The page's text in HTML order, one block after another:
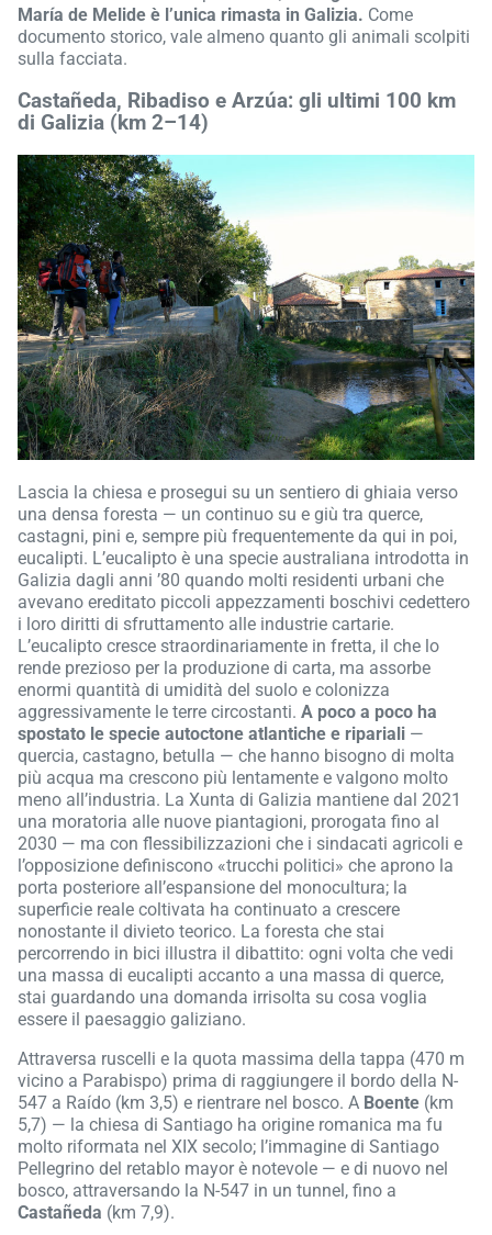
María de Melide è l’unica rimasta in Galizia. Come
documento storico, vale almeno quanto gli animali scolpiti
sulla facciata.
Castañeda, Ribadiso e Arzúa: gli ultimi 100 km
di Galizia (km 2–14)
Lascia la chiesa e prosegui su un sentiero di ghiaia verso
una densa foresta — un continuo su e giù tra querce,
castagni, pini e, sempre più frequentemente da qui in poi,
eucalipti. L’eucalipto è una specie australiana introdotta in
Galizia dagli anni ’80 quando molti residenti urbani che
avevano ereditato piccoli appezzamenti boschivi cedettero
i loro diritti di sfruttamento alle industrie cartarie.
L’eucalipto cresce straordinariamente in fretta, il che lo
rende prezioso per la produzione di carta, ma assorbe
enormi quantità di umidità del suolo e colonizza
aggressivamente le terre circostanti. A poco a poco ha
spostato le specie autoctone atlantiche e ripariali —
quercia, castagno, betulla — che hanno bisogno di molta
più acqua ma crescono più lentamente e valgono molto
meno all’industria. La Xunta di Galizia mantiene dal 2021
una moratoria alle nuove piantagioni, prorogata fino al
2030 — ma con flessibilizzazioni che i sindacati agricoli e
l’opposizione definiscono «trucchi politici» che aprono la
porta posteriore all’espansione del monocultura; la
superficie reale coltivata ha continuato a crescere
nonostante il divieto teorico. La foresta che stai
percorrendo in bici illustra il dibattito: ogni volta che vedi
una massa di eucalipti accanto a una massa di querce,
stai guardando una domanda irrisolta su cosa voglia
essere il paesaggio galiziano.
Attraversa ruscelli e la quota massima della tappa (470 m
vicino a Parabispo) prima di raggiungere il bordo della N-
547 a Raído (km 3,5) e rientrare nel bosco. A Boente (km
5,7) — la chiesa di Santiago ha origine romanica ma fu
molto riformata nel XIX secolo; l’immagine di Santiago
Pellegrino del retablo mayor è notevole — e di nuovo nel
bosco, attraversando la N-547 in un tunnel, fino a
Castañeda (km 7,9).